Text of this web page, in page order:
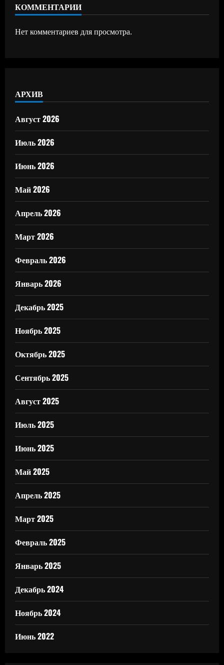
КОММЕНТАРИИ
Нет комментариев для просмотра.
АРХИВ
Август 2026
Июль 2026
Июнь 2026
Май 2026
Апрель 2026
Март 2026
Февраль 2026
Январь 2026
Декабрь 2025
Ноябрь 2025
Октябрь 2025
Сентябрь 2025
Август 2025
Июль 2025
Июнь 2025
Май 2025
Апрель 2025
Март 2025
Февраль 2025
Январь 2025
Декабрь 2024
Ноябрь 2024
Июнь 2022